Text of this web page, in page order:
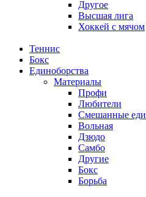
Другое
Высшая лига
Хоккей с мячом
Теннис
Бокс
Единоборства
Материалы
Профи
Любители
Смешанные
Вольная
Дзюдо
Самбо
Другие
Бокс
Борьба